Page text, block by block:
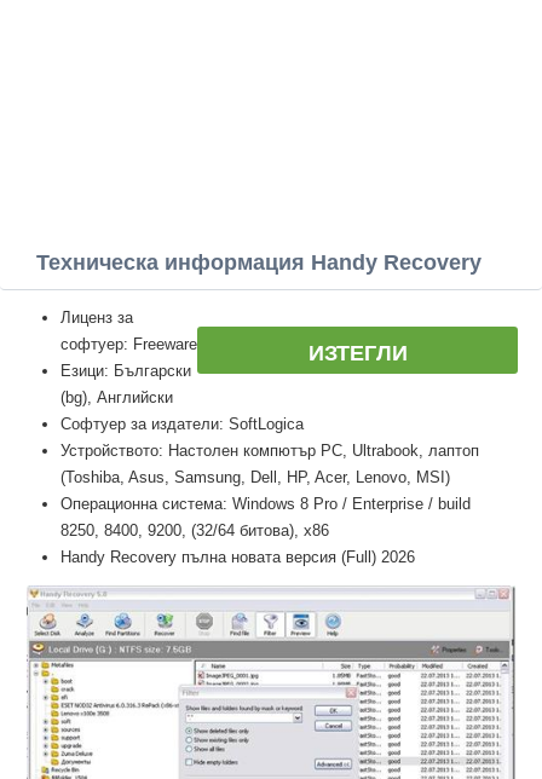
Техническа информация Handy Recovery
ИЗТЕГЛИ
Лиценз за
софтуер: Freeware
Езици: Български
(bg), Английски
Софтуер за издатели: SoftLogica
Устройството: Настолен компютър PC, Ultrabook, лаптоп
(Toshiba, Asus, Samsung, Dell, HP, Acer, Lenovo, MSI)
Операционна система: Windows 8 Pro / Enterprise / build
8250, 8400, 9200, (32/64 битова), x86
Handy Recovery пълна новата версия (Full) 2026